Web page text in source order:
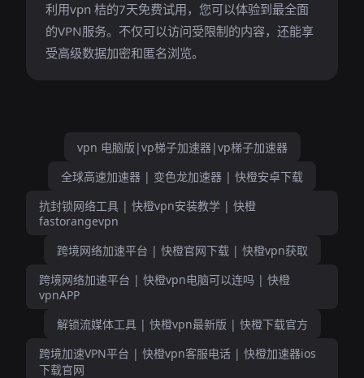
利用vpn 桔的7天免费试用，您可以体验到最全面
的VPN服务。不仅可以访问受限制的内容，还能享
受高级数据加密和匿名浏览。
vpn 电脑版|vp梯子加速器|vp梯子加速器
全球高速加速器 | 变色龙加速器 | 快橙安卓下载
抗封锁网络工具 | 快橙vpn安装教学 | 快橙
fastorangevpn
跨境网络加速平台 | 快橙官网下载 | 快橙vpn获取
跨境网络加速平台 | 快橙vpn电脑可以连吗 | 快橙
vpnAPP
解锁流媒体工具 | 快橙vpn最新版 | 快橙下载官方
跨境加速VPN平台 | 快橙vpn客服电话 | 快橙加速器ios
下载官网